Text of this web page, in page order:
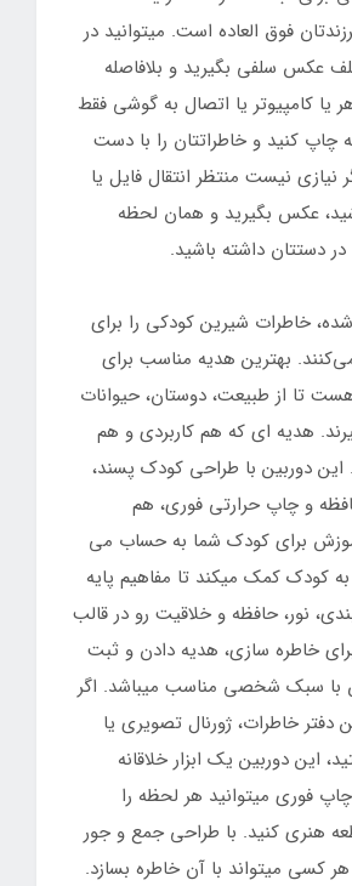
فوق العاده است. میتوانید در
عکس سلفی بگیرید و بلافاصله
یا کامپیوتر یا اتصال به گوشی فقط
کنید و خاطراتتان را با دست
نیازی نیست منتظر انتقال فایل یا
عکس بگیرید و همان لحظه
دستتان داشته باشید.
خاطرات شیرین کودکی را برای
بهترین هدیه مناسب برای
تا از طبیعت، دوستان، حیوانات
هدیه ای که هم کاربردی و هم
دوربین با طراحی کودک پسند،
و چاپ حرارتی فوری، هم
برای کودک شما به حساب می
کودک کمک میکند تا مفاهیم پایه
نور، حافظه و خلاقیت رو در قالب
خاطره سازی، هدیه دادن و ثبت
سبک شخصی مناسب میباشد. اگر
خاطرات، ژورنال تصویری یا
این دوربین یک ابزار خلاقانه
فوری میتوانید هر لحظه را
هنری کنید. با طراحی جمع و جور
هر کسی میتواند با آن خاطره بسازد.